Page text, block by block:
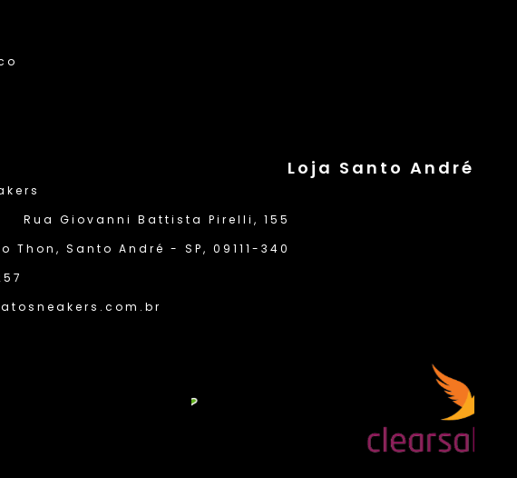
Loja Santo André
Rua Giovanni Battista Pirelli, 155
Thon, Santo André - SP, 09111-340